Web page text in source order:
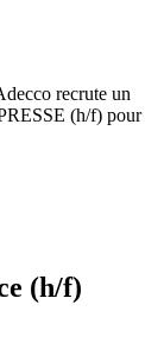
recrute un
(h/f) pour
(h/f)